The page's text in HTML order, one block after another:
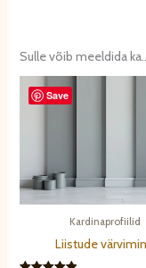
Sulle võib meeldida
Save
Kardinaprofiilid
Liistude